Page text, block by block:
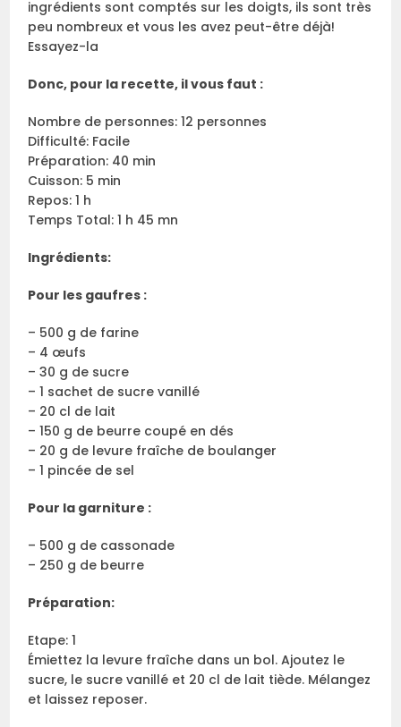
ingrédients sont comptés sur les doigts, ils sont très
peu nombreux et vous les avez peut-être déjà!
Essayez-la
Donc, pour la recette, il vous faut :
Nombre de personnes: 12 personnes
Difficulté: Facile
Préparation: 40 min
Cuisson: 5 min
Repos: 1 h
Temps Total: 1 h 45 mn
Ingrédients:
Pour les gaufres :
– 500 g de farine
– 4 œufs
– 30 g de sucre
– 1 sachet de sucre vanillé
– 20 cl de lait
– 150 g de beurre coupé en dés
– 20 g de levure fraîche de boulanger
– 1 pincée de sel
Pour la garniture :
– 500 g de cassonade
– 250 g de beurre
Préparation:
Etape: 1
Émiettez la levure fraîche dans un bol. Ajoutez le
sucre, le sucre vanillé et 20 cl de lait tiède. Mélangez
et laissez reposer.